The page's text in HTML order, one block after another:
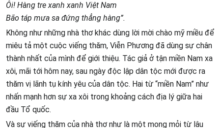
Ôi! Hàng tre xanh xanh Việt Nam
Bão táp mưa sa đứng thẳng hàng”.
Không như những nhà thơ khác dùng lời mời chào mỹ miều để
miêu tả một cuộc viếng thăm, Viễn Phương đã dùng sự chân
thành nhất của mình để giới thiệu. Tác giả ở tận miền Nam xa
xôi, mãi tới hôm nay, sau ngày độc lập dân tộc mới được ra
thăm vị lãnh tụ kính yêu của dân tộc. Hai từ “miền Nam” như
nhấn mạnh hơn sự xa xôi trong khoảng cách địa lý giữa hai
đầu Tổ quốc.
Và sự viếng thăm của nhà thơ như là một mong mỏi từ lâu